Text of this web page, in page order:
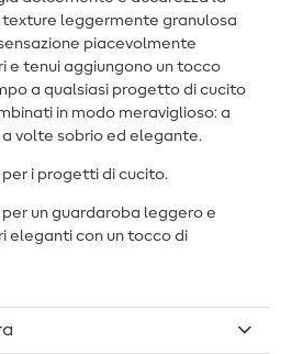
leggermente granulosa
piacevolmente
e tenui aggiungono un tocco
a qualsiasi progetto di cucito
in modo meraviglioso: a
volte sobrio ed elegante.
i progetti di cucito.
un guardaroba leggero e
eleganti con un tocco di